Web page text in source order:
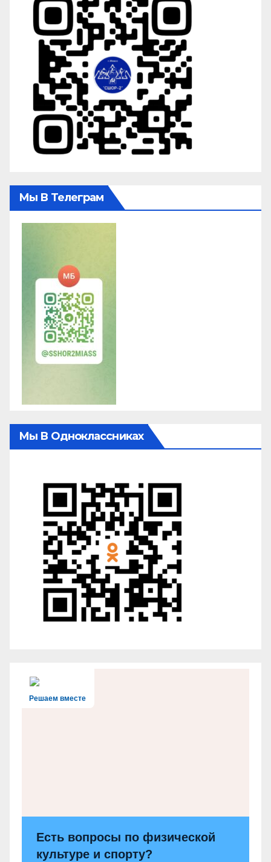
Мы В Телеграм
Мы В Одноклассниках
Решаем вместе
Есть вопросы по физической
культуре и спорту?